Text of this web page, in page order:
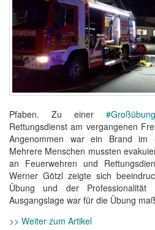
Pfaben. Zu einer #Großübung
Rettungsdienst am vergangenen
Angenommen war ein Brand im
Mehrere Menschen mussten
an Feuerwehren und
Werner Götzl zeigte sich
Übung und der Professionalität
Ausgangslage war für die Übung
>> Weiter zum Artikel